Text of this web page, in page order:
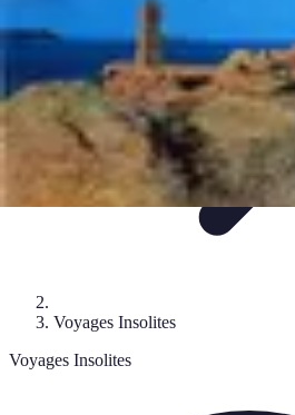
Voyages Insolites
Voyages Insolites